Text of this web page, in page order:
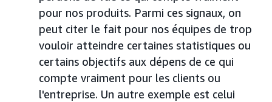
pour nos produits. Parmi ces signaux, on
peut citer le fait pour nos équipes de trop
vouloir atteindre certaines statistiques ou
certains objectifs aux dépens de ce qui
compte vraiment pour les clients ou
l'entreprise. Un autre exemple est celui